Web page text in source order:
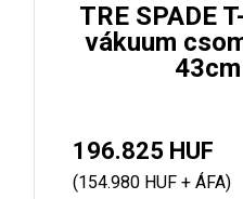
TRE SPADE
vákuum
43cm
196.825 HUF
(154.980 HUF + ÁFA)